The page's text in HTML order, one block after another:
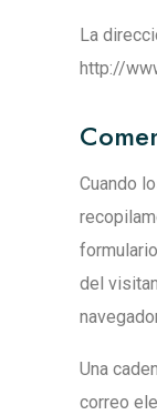
La
http://
Cuando
del
Una
correo